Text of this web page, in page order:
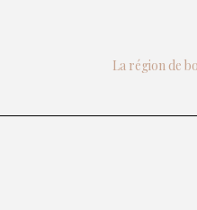
La région de